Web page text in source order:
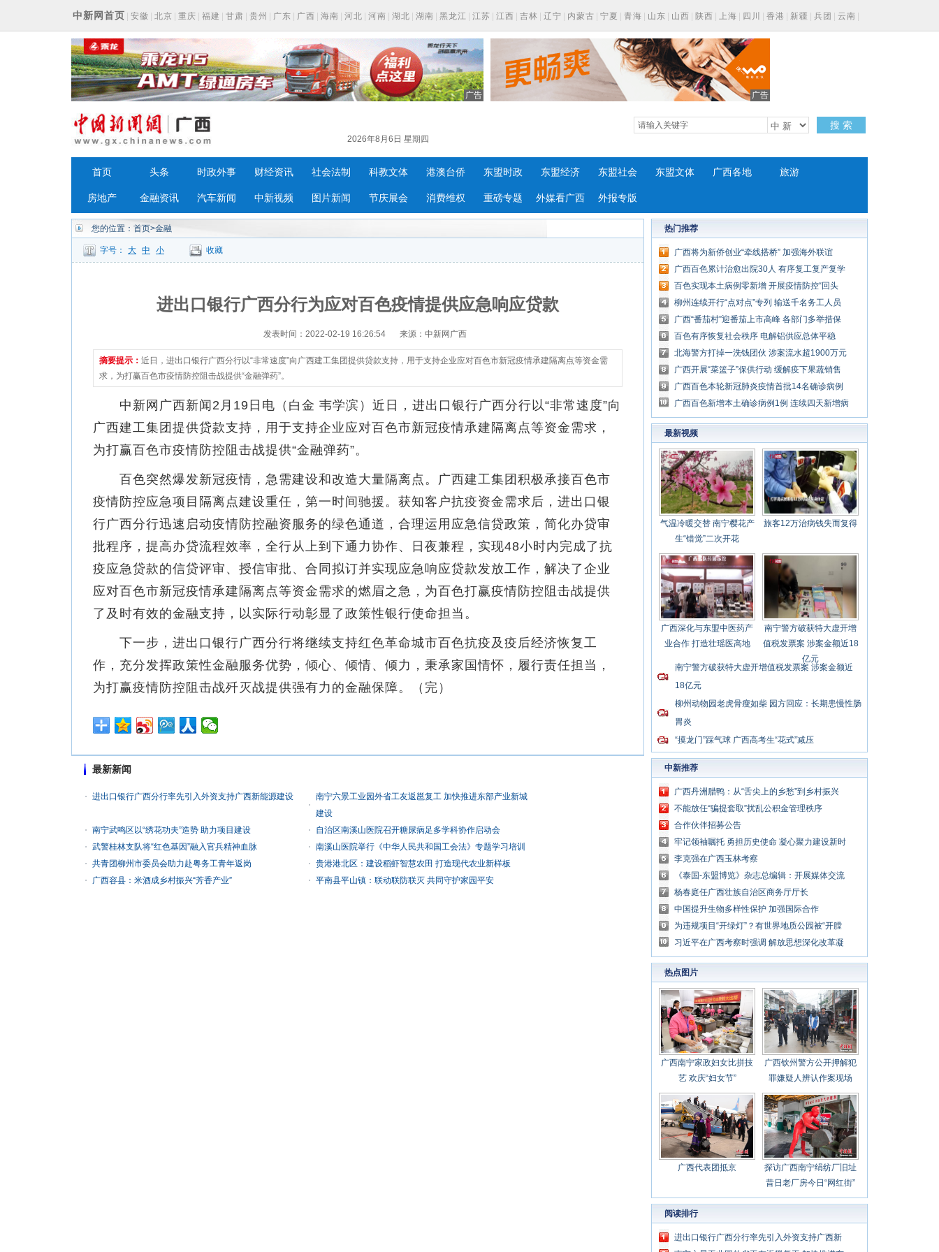
中新网首页 安徽 北京 重庆 福建 甘肃 贵州 广东 广西 海南 河北 河南 湖北 湖南 黑龙江 江苏 江西 吉林 辽宁 内蒙古 宁夏 青海 山东 山西 陕西 上海 四川 香港 新疆 兵团 云南
浙江
广告 广告
2026年8月6日 星期四
搜 索
首页 头条 时政外事 财经资讯 社会法制 科教文体 港澳台侨 东盟时政 东盟经济 东盟社会 东盟文体 广西各地 旅游
房地产 金融资讯 汽车新闻 中新视频 图片新闻 节庆展会 消费维权 重磅专题 外媒看广西 外报专版
您的位置： 首页>金融
字号： 大 中 小 收藏
进出口银行广西分行为应对百色疫情提供应急响应贷款
发表时间：2022-02-19 16:26:54 来源：中新网广西
摘要提示： 近日，进出口银行广西分行以“非常速度”向广西建工集团提供贷款支持，用于支持企业应对百色市新冠疫情承建隔离点等资金需
求，为打赢百色市疫情防控阻击战提供“金融弹药”。
中新网广西新闻2月19日电（白金 韦学滨）近日，进出口银行广西分行以“非常速度”向
广西建工集团提供贷款支持，用于支持企业应对百色市新冠疫情承建隔离点等资金需求，
为打赢百色市疫情防控阻击战提供“金融弹药”。
百色突然爆发新冠疫情，急需建设和改造大量隔离点。广西建工集团积极承接百色市
疫情防控应急项目隔离点建设重任，第一时间驰援。获知客户抗疫资金需求后，进出口银
行广西分行迅速启动疫情防控融资服务的绿色通道，合理运用应急信贷政策，简化办贷审
批程序，提高办贷流程效率，全行从上到下通力协作、日夜兼程，实现48小时内完成了抗
疫应急贷款的信贷评审、授信审批、合同拟订并实现应急响应贷款发放工作，解决了企业
应对百色市新冠疫情承建隔离点等资金需求的燃眉之急，为百色打赢疫情防控阻击战提供
了及时有效的金融支持，以实际行动彰显了政策性银行使命担当。
下一步，进出口银行广西分行将继续支持红色革命城市百色抗疫及疫后经济恢复工
作，充分发挥政策性金融服务优势，倾心、倾情、倾力，秉承家国情怀，履行责任担当，
为打赢疫情防控阻击战歼灭战提供强有力的金融保障。（完）
最新新闻
进出口银行广西分行率先引入外资支持广西新能源建设
南宁六景工业园外省工友返邕复工 加快推进东部产业新城
建设
南宁武鸣区以“绣花功夫”造势 助力项目建设
自治区南溪山医院召开糖尿病足多学科协作启动会
武警桂林支队将“红色基因”融入官兵精神血脉
南溪山医院举行《中华人民共和国工会法》专题学习培训
共青团柳州市委员会助力赴粤务工青年返岗
贵港港北区：建设稻虾智慧农田 打造现代农业新样板
广西容县：米酒成乡村振兴“芳香产业”
平南县平山镇：联动联防联灭 共同守护家园平安
热门推荐
广西将为新侨创业“牵线搭桥” 加强海外联谊
广西百色累计治愈出院30人 有序复工复产复学
百色实现本土病例零新增 开展疫情防控“回头
看”行动
柳州连续开行“点对点”专列 输送千名务工人员
赴粤
广西“番茄村”迎番茄上市高峰 各部门多举措保
畅销
百色有序恢复社会秩序 电解铝供应总体平稳
北海警方打掉一洗钱团伙 涉案流水超1900万元
广西开展“菜篮子”保供行动 缓解疫下果蔬销售
不畅
广西百色本轮新冠肺炎疫情首批14名确诊病例
治愈出院
广西百色新增本土确诊病例1例 连续四天新增病
例保持个位数
最新视频
气温冷暖交替 南宁樱花产
生“错觉”二次开花
旅客12万治病钱失而复得
广西深化与东盟中医药产
业合作 打造壮瑶医高地
南宁警方破获特大虚开增
值税发票案 涉案金额近18
亿元
南宁警方破获特大虚开增值税发票案 涉案金额近
18亿元
柳州动物园老虎骨瘦如柴 园方回应：长期患慢性肠
胃炎
“摸龙门”踩气球 广西高考生“花式”减压
中新推荐
广西丹洲腊鸭：从“舌尖上的乡愁”到乡村振兴
的“利器”
不能放任“骗提套取”扰乱公积金管理秩序
合作伙伴招募公告
牢记领袖嘱托 勇担历史使命 凝心聚力建设新时
代中国特色社会主义壮美广西
李克强在广西玉林考察
《泰国-东盟博览》杂志总编辑：开展媒体交流
讲好中国与东盟合作故事
杨春庭任广西壮族自治区商务厅厅长
中国提升生物多样性保护 加强国际合作
为违规项目“开绿灯”？有世界地质公园被“开膛
破肚”
习近平在广西考察时强调 解放思想深化改革凝
心聚力担当实干 建设新时代中国特色社会主义
壮美
热点图片
广西南宁家政妇女比拼技
艺 欢庆“妇女节”
广西钦州警方公开押解犯
罪嫌疑人辨认作案现场
广西代表团抵京
探访广西南宁绢纺厂旧址
昔日老厂房今日“网红街”
阅读排行
进出口银行广西分行率先引入外资支持广西新